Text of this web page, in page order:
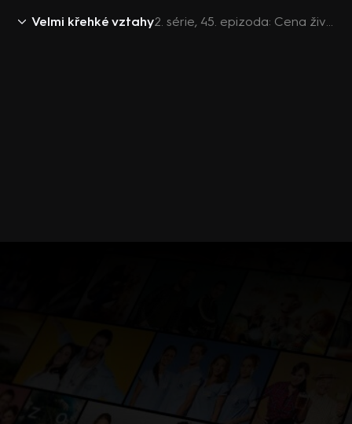
Velmi křehké vztahy 2. série, 45. epizoda: Cena života